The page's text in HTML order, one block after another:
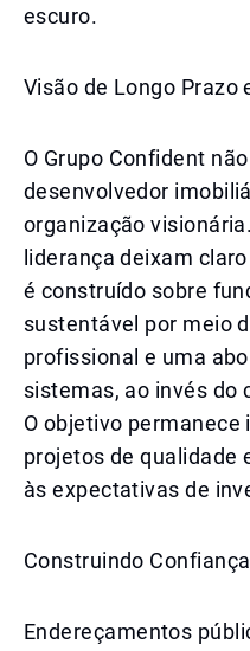
escuro.
Visão de Longo Prazo
O Grupo Confident
desenvolvedor
organização
liderança deixam
é construído sobre
sustentável por meio
profissional e uma
sistemas, ao invés do
O objetivo
projetos de qualidade
às expectativas de
Construindo
Endereçamentos